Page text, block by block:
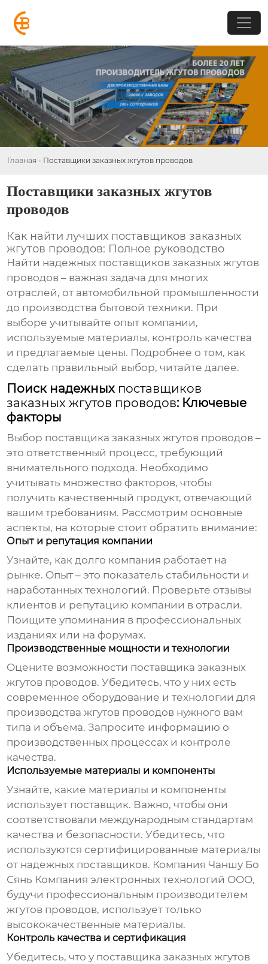
Главная - Поставщики заказных жгутов проводов
Поставщики заказных жгутов
проводов
Как найти лучших поставщиков заказных
жгутов проводов: Полное руководство
Найти надежных поставщиков заказных жгутов
проводов – важная задача для многих
отраслей, от автомобильной промышленности
до производства бытовой техники. При
выборе учитывайте опыт компании,
используемые материалы, контроль качества
и предлагаемые цены. Подробнее о том, как
сделать правильный выбор, читайте далее.
Поиск надежных поставщиков
заказных жгутов проводов: Ключевые
факторы
Выбор поставщика заказных жгутов проводов –
это ответственный процесс, требующий
внимательного подхода. Необходимо
учитывать множество факторов, чтобы
получить качественный продукт, отвечающий
вашим требованиям. Рассмотрим основные
аспекты, на которые стоит обратить внимание:
Опыт и репутация компании
Узнайте, как долго компания работает на
рынке. Опыт – это показатель стабильности и
наработанных технологий. Проверьте отзывы
клиентов и репутацию компании в отрасли.
Поищите упоминания в профессиональных
изданиях или на форумах.
Производственные мощности и технологии
Оцените возможности поставщика заказных
жгутов проводов. Убедитесь, что у них есть
современное оборудование и технологии для
производства жгутов проводов нужного вам
типа и объема. Запросите информацию о
производственных процессах и контроле
качества.
Используемые материалы и компоненты
Узнайте, какие материалы и компоненты
использует поставщик. Важно, чтобы они
соответствовали международным стандартам
качества и безопасности. Убедитесь, что
используются сертифицированные материалы
от надежных поставщиков. Компания Чаншу Бо
Сянь Компания электронных технологий ООО,
будучи профессиональным производителем
жгутов проводов, использует только
высококачественные материалы.
Контроль качества и сертификация
Убедитесь, что у поставщика заказных жгутов